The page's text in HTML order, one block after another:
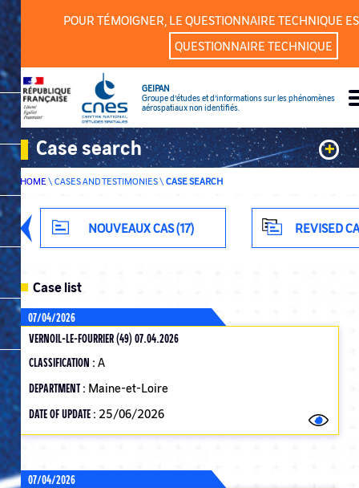
POUR TÉMOIGNER, LE QUESTIONNAIRE TECHNIQUE
QUESTIONNAIRE TECHNIQUE
GEIPAN
Groupe d’études et d’informations sur les phénomènes
aérospatiaux non identifiés.
Case search +
Keywords
Classification
ADVANCED SEARCH
NOUVEAUX CAS (17) REVISED
HOME \ CASES AND TESTIMONIES\ CASE SEARCH
Case list
07/04/2026
VERNOIL-LE-FOURRIER (49) 07.04.2026
CLASSIFICATION : A
DEPARTMENT : Maine-et-Loire
DATE OF UPDATE : 25/06/2026
07/04/2026